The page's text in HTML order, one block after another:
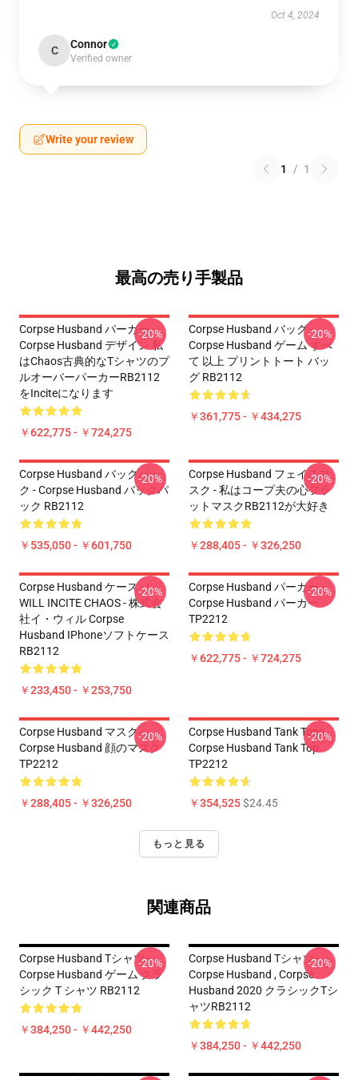
Oct 4, 2024
C Connor
Verified owner
Write your review
1 / 1
最高の売り手製品
Corpse Husband パーカー -
Corpse Husband デザイン 私
はchaos古典的なTシャツのプ
ルオーバーパーカーRB2112
をinciteになります
￥622,775 - ￥724,275
-20%
Corpse Husband バッグ -
Corpse Husband ゲーム すべ
て 以上 プリントトート バッ
グ RB2112
￥361,775 - ￥434,275
-20%
Corpse Husband バックパッ
ク - Corpse Husband バックパ
ック RB2112
￥535,050 - ￥601,750
-20%
Corpse Husband フェイスマ
スク - 私はコープ夫の心フラ
ットマスクRB2112が大好き
￥288,405 - ￥326,250
-20%
Corpse Husband ケース - I
WILL INCITE CHAOS - 株式会
社イ・ウィル Corpse
Husband IPhoneソフトケース
RB2112
￥233,450 - ￥253,750
-20%
Corpse Husband パーカー -
Corpse Husband パーカー
TP2212
￥622,775 - ￥724,275
-20%
Corpse Husband マスク -
Corpse Husband 顔のマスク
TP2212
￥288,405 - ￥326,250
-20%
Corpse Husband Tank Tops -
Corpse Husband Tank Top
TP2212
￥354,525$24.45
-20%
もっと見る
関連商品
Corpse Husband Tシャツ -
Corpse Husband ゲーム クラ
シック T シャツ RB2112
￥384,250 - ￥442,250
-20%
Corpse Husband Tシャツ -
Corpse Husband , Corpse
Husband 2020 クラシックTシ
ャツRB2112
￥384,250 - ￥442,250
-20%